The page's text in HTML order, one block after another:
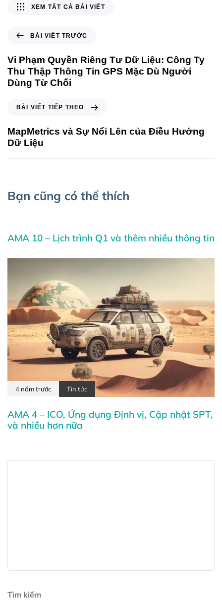
BÀI VIẾT TRƯỚC
Vi Phạm Quyền Riêng Tư Dữ Liệu: Công Ty
Thu Thập Thông Tin GPS Mặc Dù Người
Dùng Từ Chối
XEM TẤT CẢ BÀI VIẾT
BÀI VIẾT TIẾP THEO
MapMetrics và Sự Nổi Lên của Điều Hướng
Dữ Liệu
Bạn cũng có thể thích
AMA 10 – Lịch trình Q1 và thêm nhiều thông tin
4 năm trước Tin tức
AMA 4 – ICO, Ứng dụng Định vị, Cập nhật SPT,
và nhiều hơn nữa
Tìm kiếm